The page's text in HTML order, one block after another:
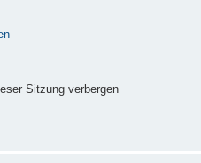
Sitzung verbergen